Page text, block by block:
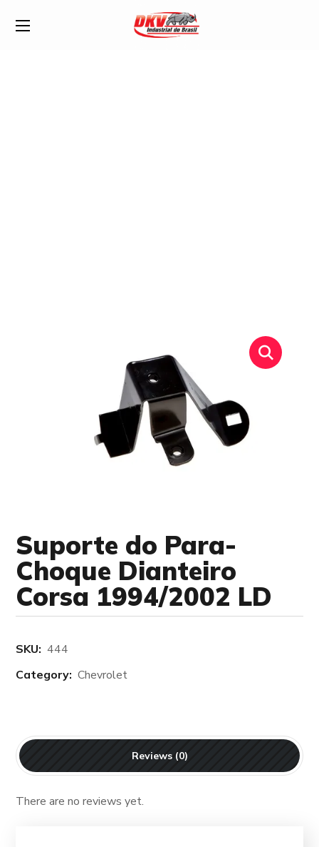
Suporte do Para-
Choque Dianteiro
Corsa 1994/2002 LD
SKU: 444
Category: Chevrolet
Reviews (0)
There are no reviews yet.